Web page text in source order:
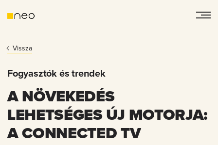
Vissza
Fogyasztók és trendek
A NÖVEKEDÉS
LEHETSÉGES ÚJ MOTORJA:
A CONNECTED TV